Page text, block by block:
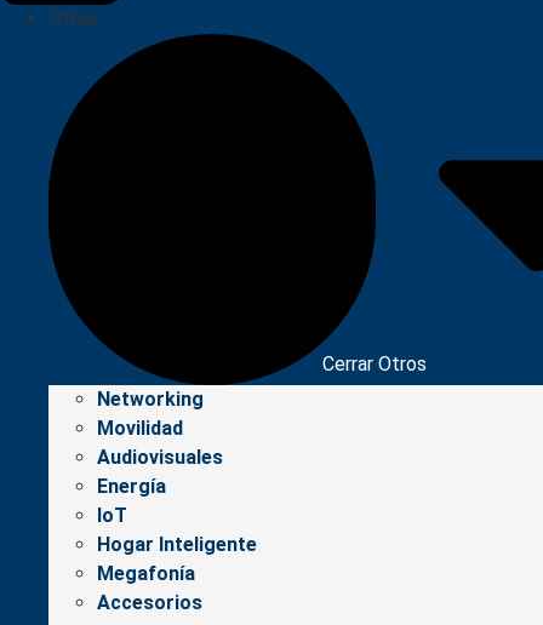
Otros
Cerrar Otros
Networking
Movilidad
Audiovisuales
Energía
IoT
Hogar Inteligente
Megafonía
Accesorios